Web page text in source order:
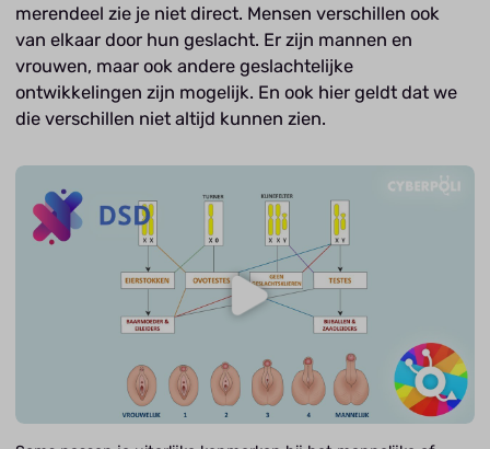
merendeel zie je niet direct. Mensen verschillen ook
van elkaar door hun geslacht. Er zijn mannen en
vrouwen, maar ook andere geslachtelijke
ontwikkelingen zijn mogelijk. En ook hier geldt dat we
die verschillen niet altijd kunnen zien.